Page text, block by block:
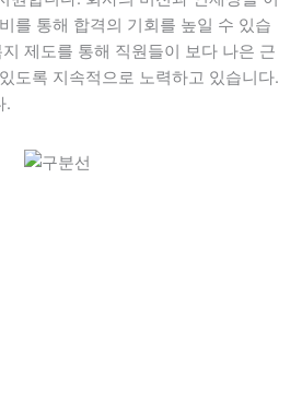
를 통해 합격의 기회를 높일 수 있습
제도를 통해 직원들이 보다 나은 근
도록 지속적으로 노력하고 있습니다.
.